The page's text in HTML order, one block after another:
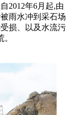
2012年6月起,由
雨水冲到采石场
损、以及水流污